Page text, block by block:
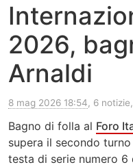
2026,
Arnaldi
8 mag 2026 18:54, 6
Bagno di folla al Foro
supera il secondo
testa di serie numero 6